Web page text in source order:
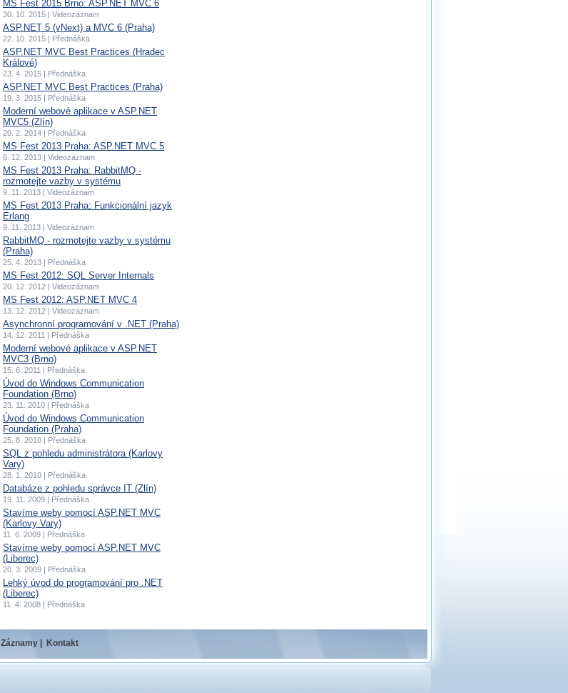
MS Fest 2015 Brno: ASP.NET MVC 6
30. 10. 2015 | Videozáznam
ASP.NET 5 (vNext) a MVC 6 (Praha)
22. 10. 2015 | Přednáška
ASP.NET MVC Best Practices (Hradec
Králové)
23. 4. 2015 | Přednáška
ASP.NET MVC Best Practices (Praha)
19. 3. 2015 | Přednáška
Moderní webové aplikace v ASP.NET
MVC5 (Zlín)
20. 2. 2014 | Přednáška
MS Fest 2013 Praha: ASP.NET MVC 5
6. 12. 2013 | Videozáznam
MS Fest 2013 Praha: RabbitMQ -
rozmotejte vazby v systému
9. 11. 2013 | Videozáznam
MS Fest 2013 Praha: Funkcionální jazyk
Erlang
9. 11. 2013 | Videozáznam
RabbitMQ - rozmotejte vazby v systému
(Praha)
25. 4. 2013 | Přednáška
MS Fest 2012: SQL Server Internals
20. 12. 2012 | Videozáznam
MS Fest 2012: ASP.NET MVC 4
13. 12. 2012 | Videozáznam
Asynchronní programování v .NET (Praha)
14. 12. 2011 | Přednáška
Moderní webové aplikace v ASP.NET
MVC3 (Brno)
15. 6. 2011 | Přednáška
Úvod do Windows Communication
Foundation (Brno)
23. 11. 2010 | Přednáška
Úvod do Windows Communication
Foundation (Praha)
25. 8. 2010 | Přednáška
SQL z pohledu administrátora (Karlovy
Vary)
28. 1. 2010 | Přednáška
Databáze z pohledu správce IT (Zlín)
19. 11. 2009 | Přednáška
Stavíme weby pomocí ASP.NET MVC
(Karlovy Vary)
11. 6. 2009 | Přednáška
Stavíme weby pomocí ASP.NET MVC
(Liberec)
20. 3. 2009 | Přednáška
Lehký úvod do programování pro .NET
(Liberec)
11. 4. 2008 | Přednáška
Záznamy Kontakt